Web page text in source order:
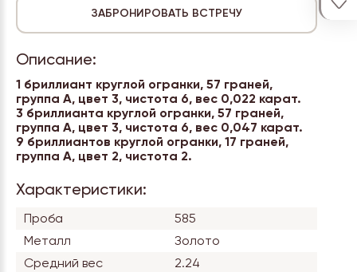
Описание:
1 бриллиант круглой огранки, 57 граней,
группа А, цвет 3, чистота 6, вес 0,022 карат.
3 бриллианта круглой огранки, 57 граней,
группа А, цвет 3, чистота 6, вес 0,047 карат.
9 бриллиантов круглой огранки, 17 граней,
группа А, цвет 2, чистота 2.
Характеристики:
Проба
585
Металл
Золото
Средний вес
2.24